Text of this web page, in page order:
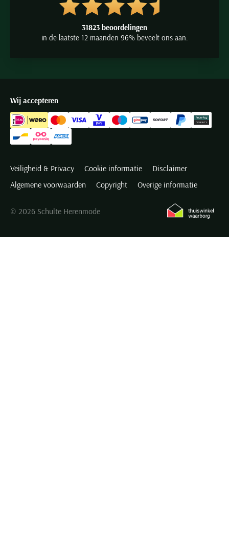
31823 beoordelingen
in de laatste 12 maanden 96% beveelt ons aan.
Wij accepteren
Veiligheid & Privacy Cookie informatie
Disclaimer
Algemene voorwaarden
Copyright Overige informatie
© 2026 Schulte Herenmode